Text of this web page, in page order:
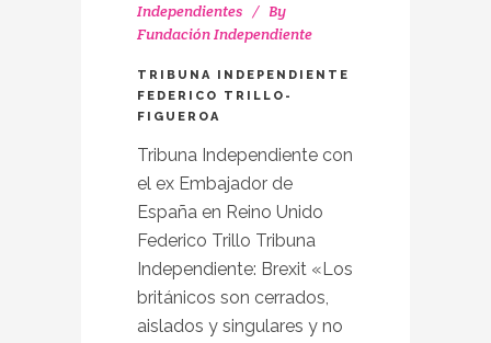
Independientes
By
Fundación Independiente
TRIBUNA INDEPENDIENTE
FEDERICO TRILLO-
FIGUEROA
Tribuna Independiente con
el ex Embajador de
España en Reino Unido
Federico Trillo Tribuna
Independiente: Brexit «Los
británicos son cerrados,
aislados y singulares y no